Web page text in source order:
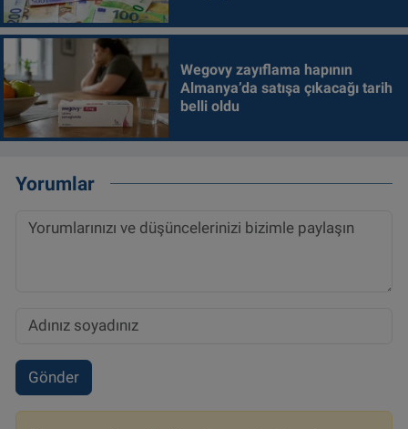
Wegovy zayıflama hapının
Almanya’da satışa çıkacağı tarih
belli oldu
Yorumlar
Gönder